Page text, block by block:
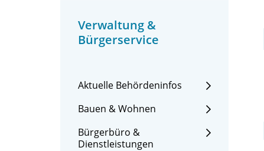
Verwaltung &
Bürgerservice
Aktuelle Behördeninfos
Bauen & Wohnen
Bürgerbüro &
Dienstleistungen